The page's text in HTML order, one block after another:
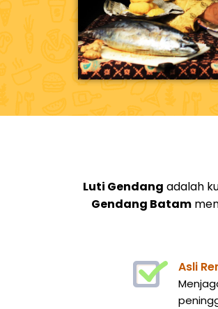
Luti Gendang adalah
Gendang Batam
Asli